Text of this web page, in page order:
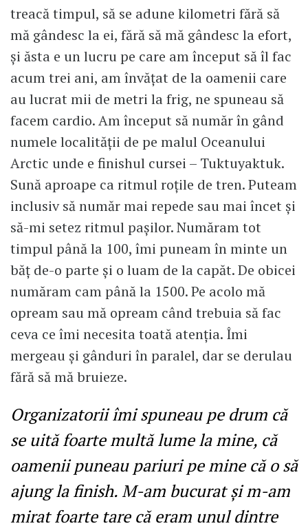
treacă timpul, să se adune kilometri fără să
mă gândesc la ei, fără să mă gândesc la efort,
și ăsta e un lucru pe care am început să îl fac
acum trei ani, am învățat de la oamenii care
au lucrat mii de metri la frig, ne spuneau să
facem cardio. Am început să număr în gând
numele localității de pe malul Oceanului
Arctic unde e finishul cursei – Tuktuyaktuk.
Sună aproape ca ritmul roțile de tren. Puteam
inclusiv să număr mai repede sau mai încet și
să-mi setez ritmul pașilor. Număram tot
timpul până la 100, îmi puneam în minte un
băț de-o parte și o luam de la capăt. De obicei
număram cam până la 1500. Pe acolo mă
opream sau mă opream când trebuia să fac
ceva ce îmi necesita toată atenția. Îmi
mergeau și gânduri în paralel, dar se derulau
fără să mă bruieze.
Organizatorii îmi spuneau pe drum că
se uită foarte multă lume la mine, că
oamenii puneau pariuri pe mine că o să
ajung la finish. M-am bucurat și m-am
mirat foarte tare că eram unul dintre